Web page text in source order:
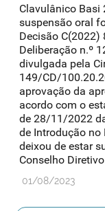
Clavulânico
suspensão oral
Decisão
Deliberação n.º
divulgada pela
149/CD/
aprovação da
acordo com o
de 28/11/2022
de Introdução no
deixou de estar
Conselho
01/08/2023